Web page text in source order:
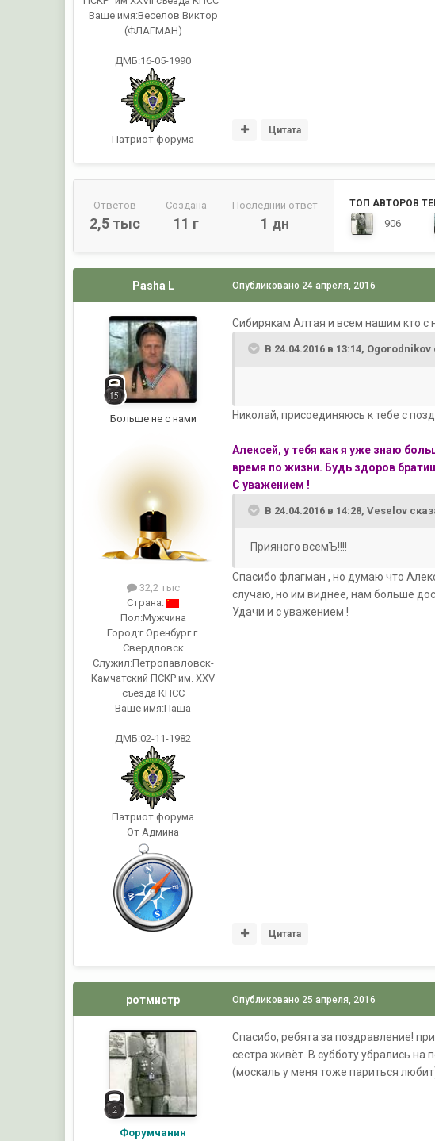
Ваше имя:Веселов Виктор
(ФЛАГМАН)
ДМБ:16-05-1990
Патриот форума
Цитата
Ответов
2,5 тыс
Создана
11 г
Последний ответ
1 дн
ТОП АВТОРОВ
906
Pasha L
Больше не с нами
32,2 тыс
Страна:
Пол:Мужчина
Город:г.Оренбург г.
Свердловск
Служил:Петропавловск-
Камчатский ПСКР им. ХХV
съезда КПСС
Ваше имя:Паша
ДМБ:02-11-1982
Патриот форума
От Админа
Опубликовано 24 апреля, 2016
Сибирякам Алтая и всем нашим кто с
В 24.04.2016 в 13:14, Ogorodnikov
Николай, присоединяюсь к тебе с
Алексей, у тебя как я уже знаю
время по жизни. Будь здоров
С уважением !
В 24.04.2016 в 14:28, Veselov
Прияного всемЪ!!!!
Спасибо флагман , но думаю что
случаю, но им виднее, нам больше
Удачи и с уважением !
Цитата
ротмистр
Форумчанин
Опубликовано 25 апреля, 2016
Спасибо, ребята за поздравление!
сестра живёт. В субботу убрались на
(москаль у меня тоже париться